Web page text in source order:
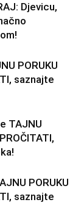
Djevicu,
PORUKU
saznajte
TAJNU
PORUKU
saznajte